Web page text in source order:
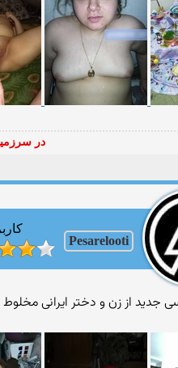
در
Pesarelooti
کاربر
از زن و دختر ایرانی مخلوط